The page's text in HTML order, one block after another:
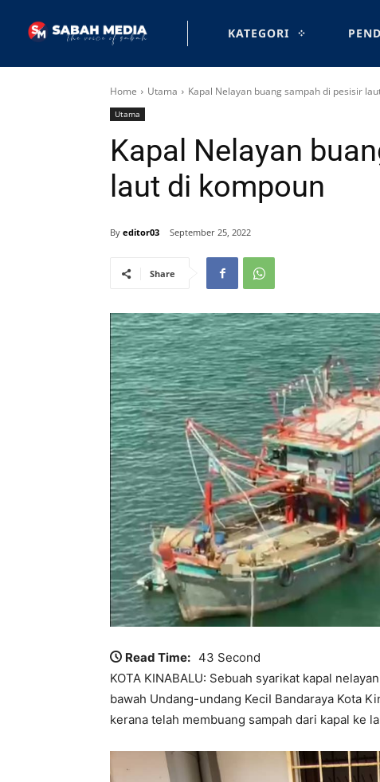
KATEGORI
Home Utama Kapal Nelayan buang sampah di pesisir
Utama
Kapal Nelayan
laut di kompoun
By editor03 September 25, 2022
Share
Read Time: 43 Second
KOTA KINABALU: Sebuah syarikat kapal
bawah Undang-undang KeciI Bandaraya Kota
kerana telah membuang sampah dari kapal ke